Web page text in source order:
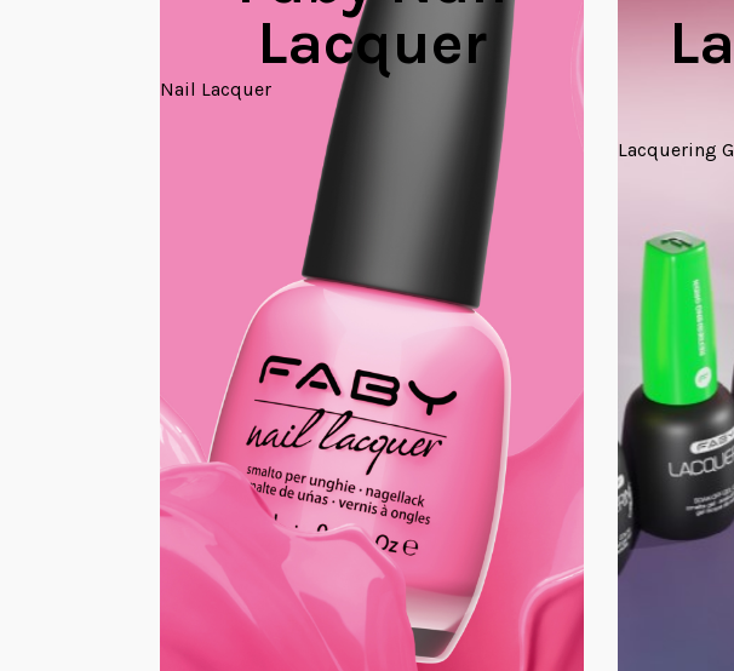
Lacquer
Nail Lacquer
Lacquering